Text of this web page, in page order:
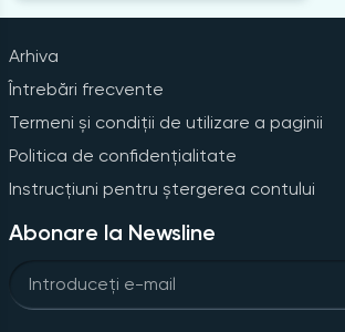
Arhiva
Întrebări frecvente
Termeni și condiții de utilizare a paginii
Politica de confidențialitate
Instrucțiuni pentru ștergerea contului
Abonare la Newsline